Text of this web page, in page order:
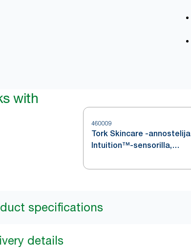
with
460009
Tork Skincare -annostelija
Intuition™-sensorilla,
specifications
details